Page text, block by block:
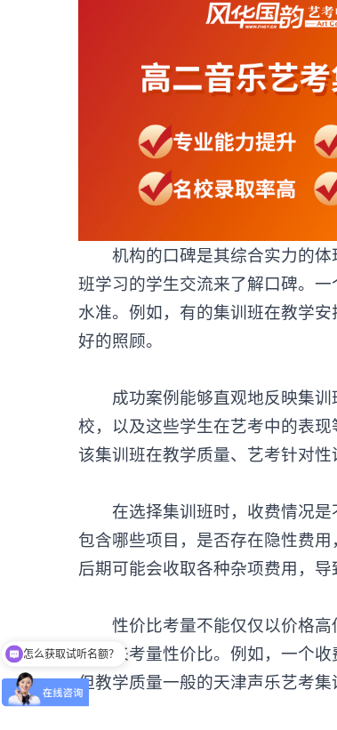
机构的口碑是其综合实力的体
班学习的学生交流来了解口碑。
水准。例如，有的集训班在教学
好的照顾。
成功案例能够直观地反映集训
校，以及这些学生在艺考中的表
该集训班在教学质量、艺考针对性
在选择集训班时，收费情况是
包含哪些项目，是否存在隐性费
后期可能会收取各种杂项费用，导
性价比考量不能仅仅以价格高
因素来考量性价比。例如，一个
但教学质量一般的天津声乐艺考集
怎么获取试听名额？